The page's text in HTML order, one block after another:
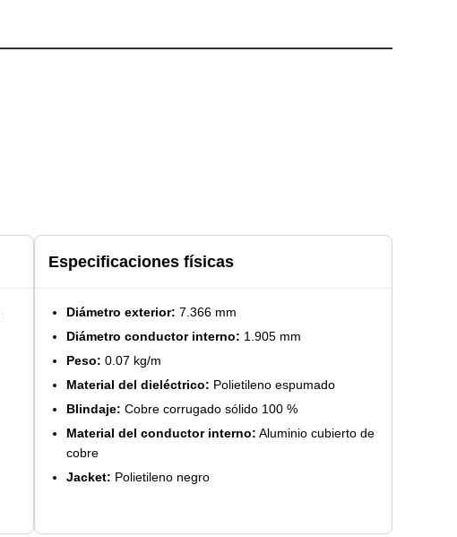
Especificaciones físicas
Diámetro exterior: 7.366 mm
Diámetro conductor interno: 1.905 mm
Peso: 0.07 kg/m
Material del dieléctrico: Polietileno espumado
Blindaje: Cobre corrugado sólido 100 %
Material del conductor interno: Aluminio cubierto de
cobre
Jacket: Polietileno negro